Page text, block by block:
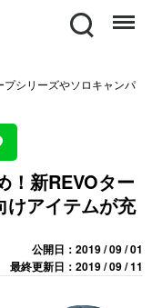
Search Menu
シリーズやソロキャンパ
！新REVOター
けアイテムが充
公開日：2019 / 09 / 01
最終更新日：2019 / 09 / 11